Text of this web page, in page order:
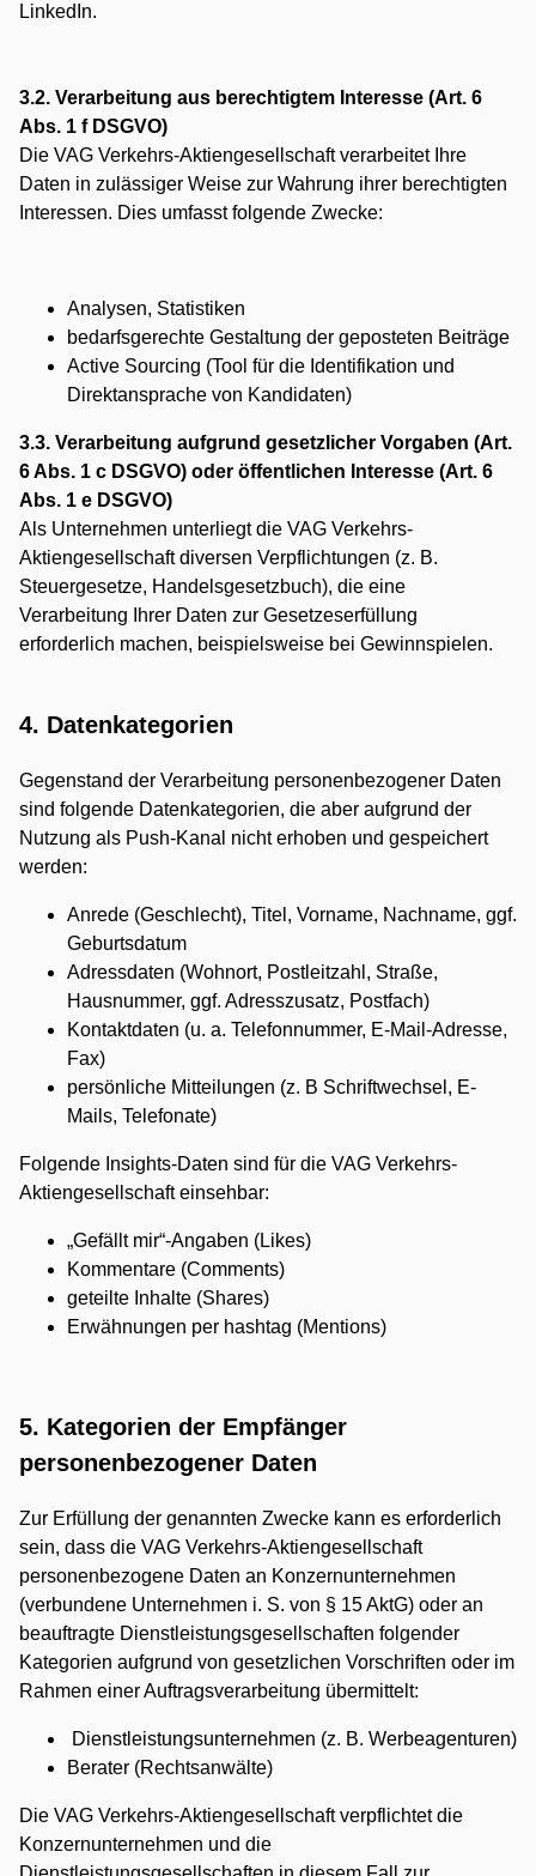
LinkedIn.
3.2. Verarbeitung aus berechtigtem Interesse (Art. 6
Abs. 1 f DSGVO)
Die VAG Verkehrs-Aktiengesellschaft verarbeitet Ihre
Daten in zulässiger Weise zur Wahrung ihrer berechtigten
Interessen. Dies umfasst folgende Zwecke:
Analysen, Statistiken
bedarfsgerechte Gestaltung der geposteten Beiträge
Active Sourcing (Tool für die Identifikation und
Direktansprache von Kandidaten)
3.3. Verarbeitung aufgrund gesetzlicher Vorgaben (Art.
6 Abs. 1 c DSGVO) oder öffentlichen Interesse (Art. 6
Abs. 1 e DSGVO)
Als Unternehmen unterliegt die VAG Verkehrs-
Aktiengesellschaft diversen Verpflichtungen (z. B.
Steuergesetze, Handelsgesetzbuch), die eine
Verarbeitung Ihrer Daten zur Gesetzeserfüllung
erforderlich machen, beispielsweise bei Gewinnspielen.
4. Datenkategorien
Gegenstand der Verarbeitung personenbezogener Daten
sind folgende Datenkategorien, die aber aufgrund der
Nutzung als Push-Kanal nicht erhoben und gespeichert
werden:
Anrede (Geschlecht), Titel, Vorname, Nachname, ggf.
Geburtsdatum
Adressdaten (Wohnort, Postleitzahl, Straße,
Hausnummer, ggf. Adresszusatz, Postfach)
Kontaktdaten (u. a. Telefonnummer, E-Mail-Adresse,
Fax)
persönliche Mitteilungen (z. B Schriftwechsel, E-
Mails, Telefonate)
Folgende Insights-Daten sind für die VAG Verkehrs-
Aktiengesellschaft einsehbar:
„Gefällt mir“-Angaben (Likes)
Kommentare (Comments)
geteilte Inhalte (Shares)
Erwähnungen per hashtag (Mentions)
5. Kategorien der Empfänger
personenbezogener Daten
Zur Erfüllung der genannten Zwecke kann es erforderlich
sein, dass die VAG Verkehrs-Aktiengesellschaft
personenbezogene Daten an Konzernunternehmen
(verbundene Unternehmen i. S. von § 15 AktG) oder an
beauftragte Dienstleistungsgesellschaften folgender
Kategorien aufgrund von gesetzlichen Vorschriften oder im
Rahmen einer Auftragsverarbeitung übermittelt:
Dienstleistungsunternehmen (z. B. Werbeagenturen)
Berater (Rechtsanwälte)
Die VAG Verkehrs-Aktiengesellschaft verpflichtet die
Konzernunternehmen und die